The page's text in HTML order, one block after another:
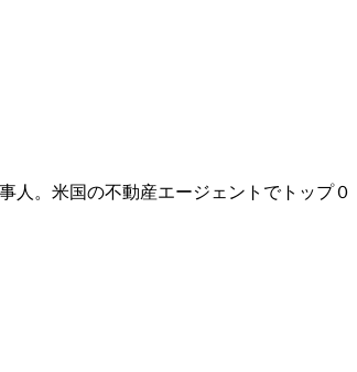
。米国の不動産エージェントでトップ